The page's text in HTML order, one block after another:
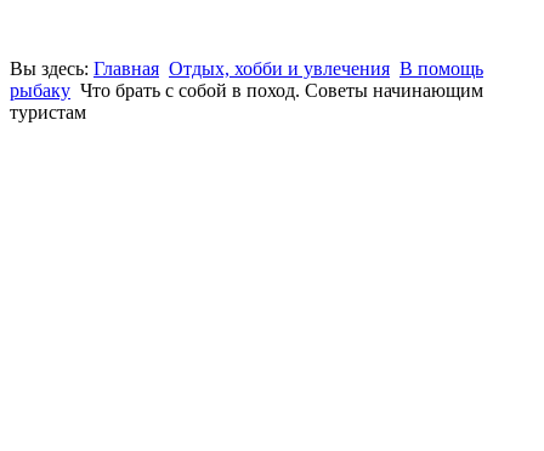
Вы здесь: Главная Отдых, хобби и увлечения В помощь
рыбаку Что брать с собой в поход. Советы начинающим
туристам